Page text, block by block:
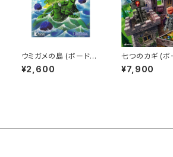
ウミガメの島 (ボードゲ
ーム カードゲーム) 7歳
以上 30分程度 2-7人
¥2,600
七つのカギ (ボ
ム カードゲー
上 30分程度
¥7,900